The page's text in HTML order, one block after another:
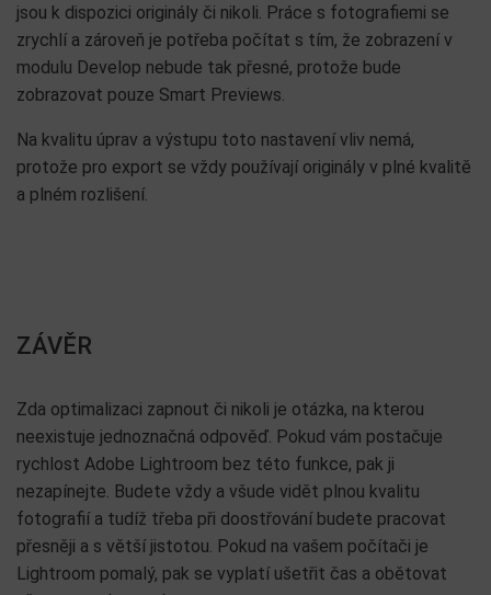
jsou k dispozici originály či nikoli. Práce s fotografiemi se
zrychlí a zároveň je potřeba počítat s tím, že zobrazení v
modulu Develop nebude tak přesné, protože bude
zobrazovat pouze Smart Previews.
Na kvalitu úprav a výstupu toto nastavení vliv nemá,
protože pro export se vždy používají originály v plné kvalitě
a plném rozlišení.
ZÁVĚR
Zda optimalizaci zapnout či nikoli je otázka, na kterou
neexistuje jednoznačná odpověď. Pokud vám postačuje
rychlost Adobe Lightroom bez této funkce, pak ji
nezapínejte. Budete vždy a všude vidět plnou kvalitu
fotografií a tudíž třeba při doostřování budete pracovat
přesněji a s větší jistotou. Pokud na vašem počítači je
Lightroom pomalý, pak se vyplatí ušetřit čas a obětovat